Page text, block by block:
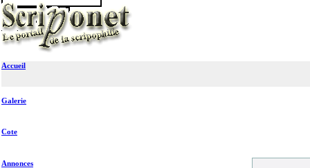
Accueil
Galerie
Cote
Annonces